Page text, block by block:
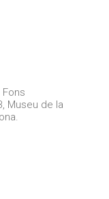
Museu de la